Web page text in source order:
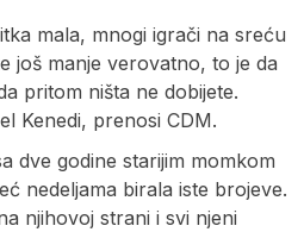
mala, mnogi igrači na sreću
još manje verovatno, to je da
pritom ništa ne dobijete.
Kenedi, prenosi CDM.
dve godine starijim momkom
nedeljama birala iste brojeve.
njihovoj strani i svi njeni